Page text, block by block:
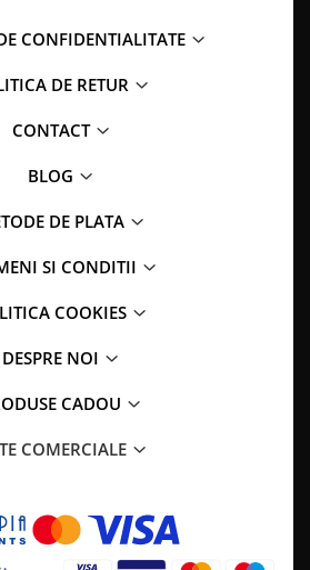
CONFIDENTIALITATE
DE RETUR
CONTACT
BLOG
DE PLATA
SI CONDITII
COOKIES
DESPRE NOI
CADOU
COMERCIALE